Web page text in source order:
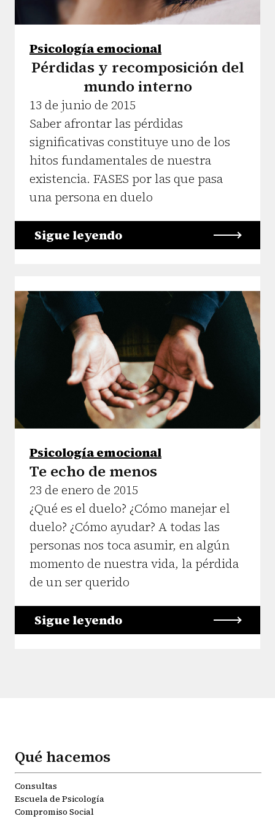
Psicología emocional
Pérdidas y recomposición del
mundo interno
13 de junio de 2015
Saber afrontar las pérdidas
significativas constituye uno de los
hitos fundamentales de nuestra
existencia. FASES por las que pasa
una persona en duelo
Sigue leyendo
Psicología emocional
Te echo de menos
23 de enero de 2015
¿Qué es el duelo? ¿Cómo manejar el
duelo? ¿Cómo ayudar? A todas las
personas nos toca asumir, en algún
momento de nuestra vida, la pérdida
de un ser querido
Sigue leyendo
Qué hacemos
Consultas
Escuela de Psicología
Compromiso Social